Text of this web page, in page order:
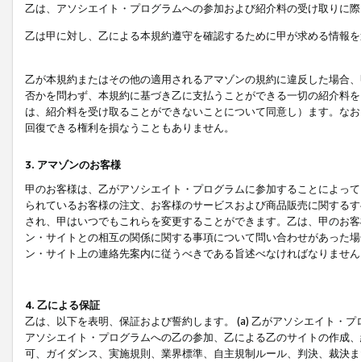
乙は、アソシエイト・プログラムへの参加および紹介料の受け取りに
乙は甲に対し、乙による本規約遵守を確認するために甲が求める情報
乙が本規約またはその他の適用されるアマゾンの規約に違反した場合
否かを問わず、本規約に基づき乙に支払うことができる一切の紹介料
は、紹介料を受け取ることができないことについて同意し）ます。な
回復できる権利を損なうこともありません。
3. アマゾンのお客様
甲のお客様は、乙がアソシエイト・プログラムに参加することによっ
られているお客様の注文、お客様のサービスおよび商品販売に関する
され、甲はいつでもこれらを変更することができます。乙は、甲のお
ン・サイトとの相互の関係に関する事項について問い合わせがあった
ン・サイト上の連絡先案内に従うべきである旨述べなければなりませ
4. 乙による保証
乙は、以下を表明、保証および誓約します。 (a) 乙がアソシエイト・
アソシエイト・プログラムへの乙の参加、乙による乙のサイトの作成
可、ガイダンス、実施規則、業界標準、自主規制ルール、判決、裁決